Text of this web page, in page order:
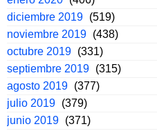
diciembre 2019 (519)
noviembre 2019 (438)
octubre 2019 (331)
septiembre 2019 (315)
agosto 2019 (377)
julio 2019 (379)
junio 2019 (371)